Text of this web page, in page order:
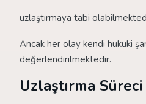
uzlaştırmaya tabi
Ancak her olay kendi hukuki
değerlendirilmektedir.
Uzlaştırma